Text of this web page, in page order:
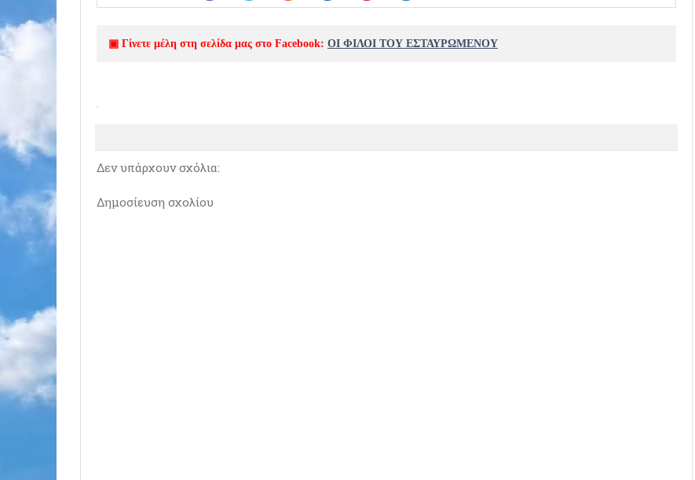
▣ Γίνετε μέλη στη σελίδα μας στο Facebook: ΟΙ ΦΙΛΟΙ ΤΟΥ ΕΣΤΑΥΡΩΜΕΝΟΥ
Δεν υπάρχουν σχόλια:
Δημοσίευση σχολίου